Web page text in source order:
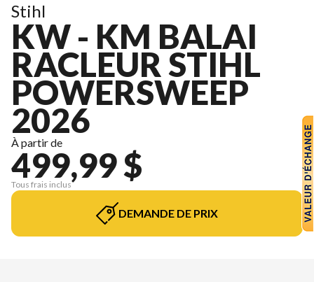
Stihl
KW - KM BALAI
RACLEUR STIHL
POWERSWEEP
2026
À partir de
499,99 $
Tous frais inclus
DEMANDE DE PRIX